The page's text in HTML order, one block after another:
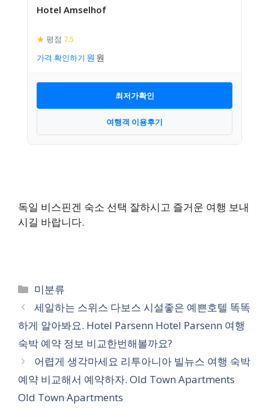
Hotel Amselhof
★ 평점 7.5
가격 확인하기
최저가확인
여행객 이용후기
독일 비스핀겐 숙소 선택 잘하시고 즐거운 여행 보내
시길 바랍니다.
카
테
고
리
미분류
세일하는 스위스 다보스 시설좋은 예쁜호텔 똑똑
하게 알아봐요. Hotel Parsenn Hotel Parsenn 여행
숙박 예약 정보 비교한번해볼까요?
어렵게 생각마세요 리투아니아 빌뉴스 여행 숙박
예약 비교해서 예약하자. Old Town Apartments
Old Town Apartments